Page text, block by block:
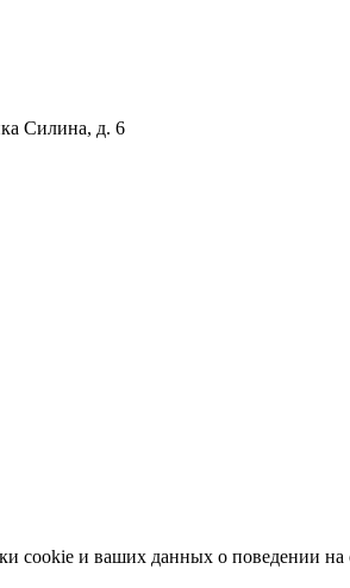
Силина, д. 6
cookie и ваших данных о поведении на